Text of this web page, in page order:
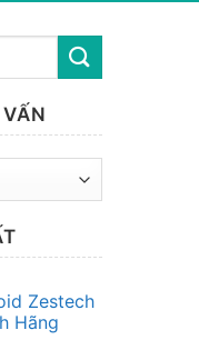
Zestech
Hãng